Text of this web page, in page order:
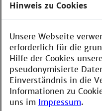
Für einen
Schnittstelle
Übergang zu
Was ist cosh?
Hinweis zu Cookies
Unsere Webseite
erforderlich für die
Hilfe der Cookies
pseudonymisierte
Einverständnis in die
Informationen zu
uns im Impressum.